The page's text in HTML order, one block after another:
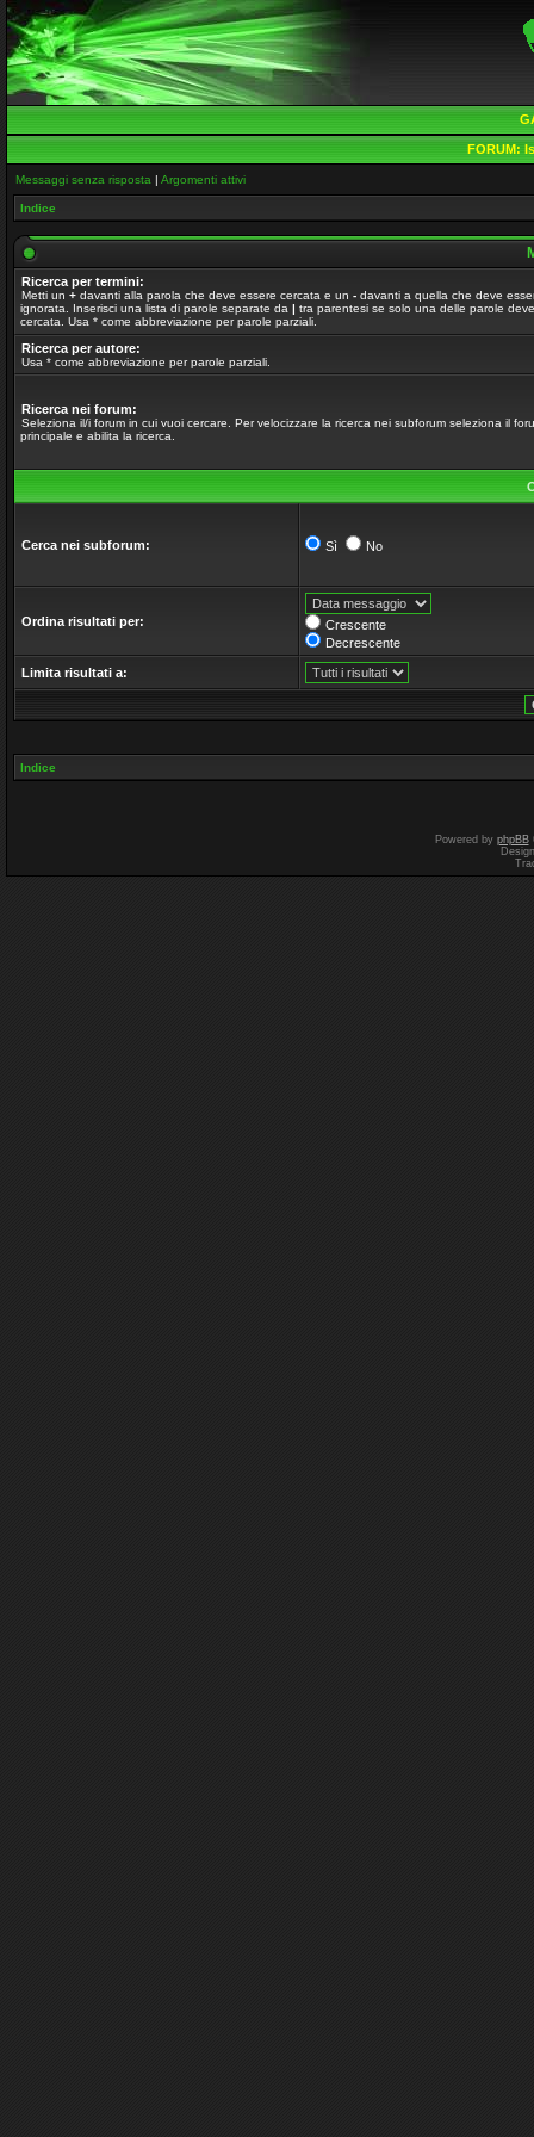
FORUM:
Messaggi senza risposta | Argomenti attivi
Indice
Ricerca per termini:
Metti un + davanti alla parola che deve essere cercata e un - davanti a quella che deve
ignorata. Inserisci una lista di parole separate da | tra parentesi se solo una delle parole
cercata. Usa * come abbreviazione per parole parziali.
Ricerca per autore:
Usa * come abbreviazione per parole parziali.
Ricerca nei forum:
Seleziona il/i forum in cui vuoi cercare. Per velocizzare la ricerca nei subforum seleziona il
principale e abilita la ricerca.
Cerca nei subforum: Sì No
Ordina risultati per:
Crescente
Decrescente
Limita risultati a:
Indice
Powered by phpBB